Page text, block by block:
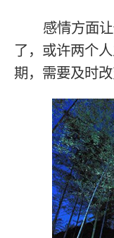
感情方面
了，或许两个
期，需要及时